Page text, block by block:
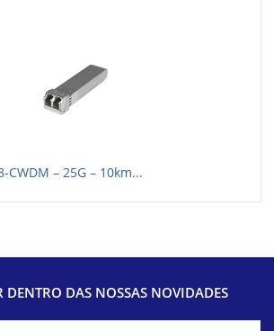
CWDM – 25G – 10km...
DENTRO DAS NOSSAS NOVIDADES